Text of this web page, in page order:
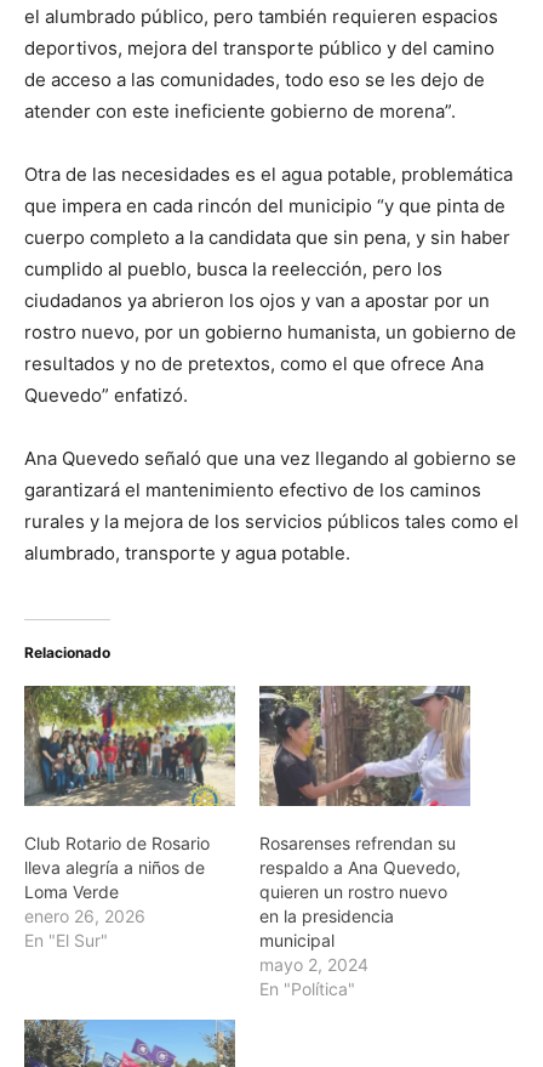
el alumbrado público, pero también requieren espacios
deportivos, mejora del transporte público y del camino
de acceso a las comunidades, todo eso se les dejo de
atender con este ineficiente gobierno de morena”.
Otra de las necesidades es el agua potable, problemática
que impera en cada rincón del municipio “y que pinta de
cuerpo completo a la candidata que sin pena, y sin haber
cumplido al pueblo, busca la reelección, pero los
ciudadanos ya abrieron los ojos y van a apostar por un
rostro nuevo, por un gobierno humanista, un gobierno de
resultados y no de pretextos, como el que ofrece Ana
Quevedo” enfatizó.
Ana Quevedo señaló que una vez llegando al gobierno se
garantizará el mantenimiento efectivo de los caminos
rurales y la mejora de los servicios públicos tales como el
alumbrado, transporte y agua potable.
Relacionado
Club Rotario de Rosario
lleva alegría a niños de
Loma Verde
enero 26, 2026
En "El Sur"
Rosarenses refrendan su
respaldo a Ana Quevedo,
quieren un rostro nuevo
en la presidencia
municipal
mayo 2, 2024
En "Política"